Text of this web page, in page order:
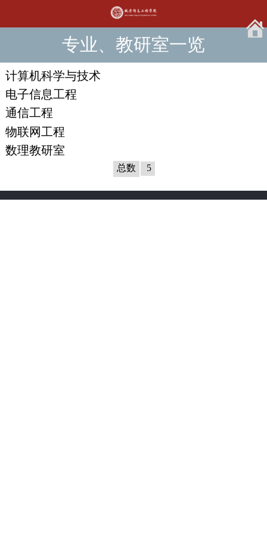
专业、教研室一览
计算机科学与技术
电子信息工程
通信工程
物联网工程
数理教研室
总数 5